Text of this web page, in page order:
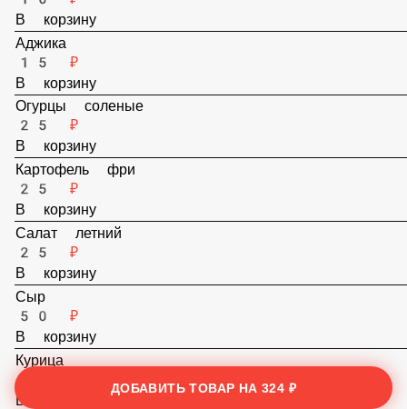
Ланч бокс (в открытом виде)
10 ₽
В корзину
Аджика
15 ₽
В корзину
Огурцы соленые
25 ₽
В корзину
Картофель фри
25 ₽
В корзину
Салат летний
25 ₽
В корзину
Сыр
ДОБАВИТЬ ТОВАР НА324 ₽